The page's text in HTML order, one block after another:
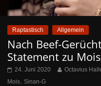
Raptastisch Allgemein
Nach Beef-
Statement zu Mois
24. Juni 2020 Octavius
Mois, Sinan-G